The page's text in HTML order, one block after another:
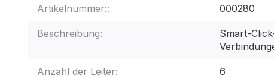
Artikelnummer:: 000280
Beschreibung:
Smart-
Anzahl der Leiter: 6